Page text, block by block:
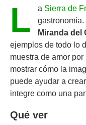
L a Sierra de
Miranda del
ejemplos de todo lo
muestra de amor
mostrar cómo la
puede ayudar a
integre como una
Qué ver